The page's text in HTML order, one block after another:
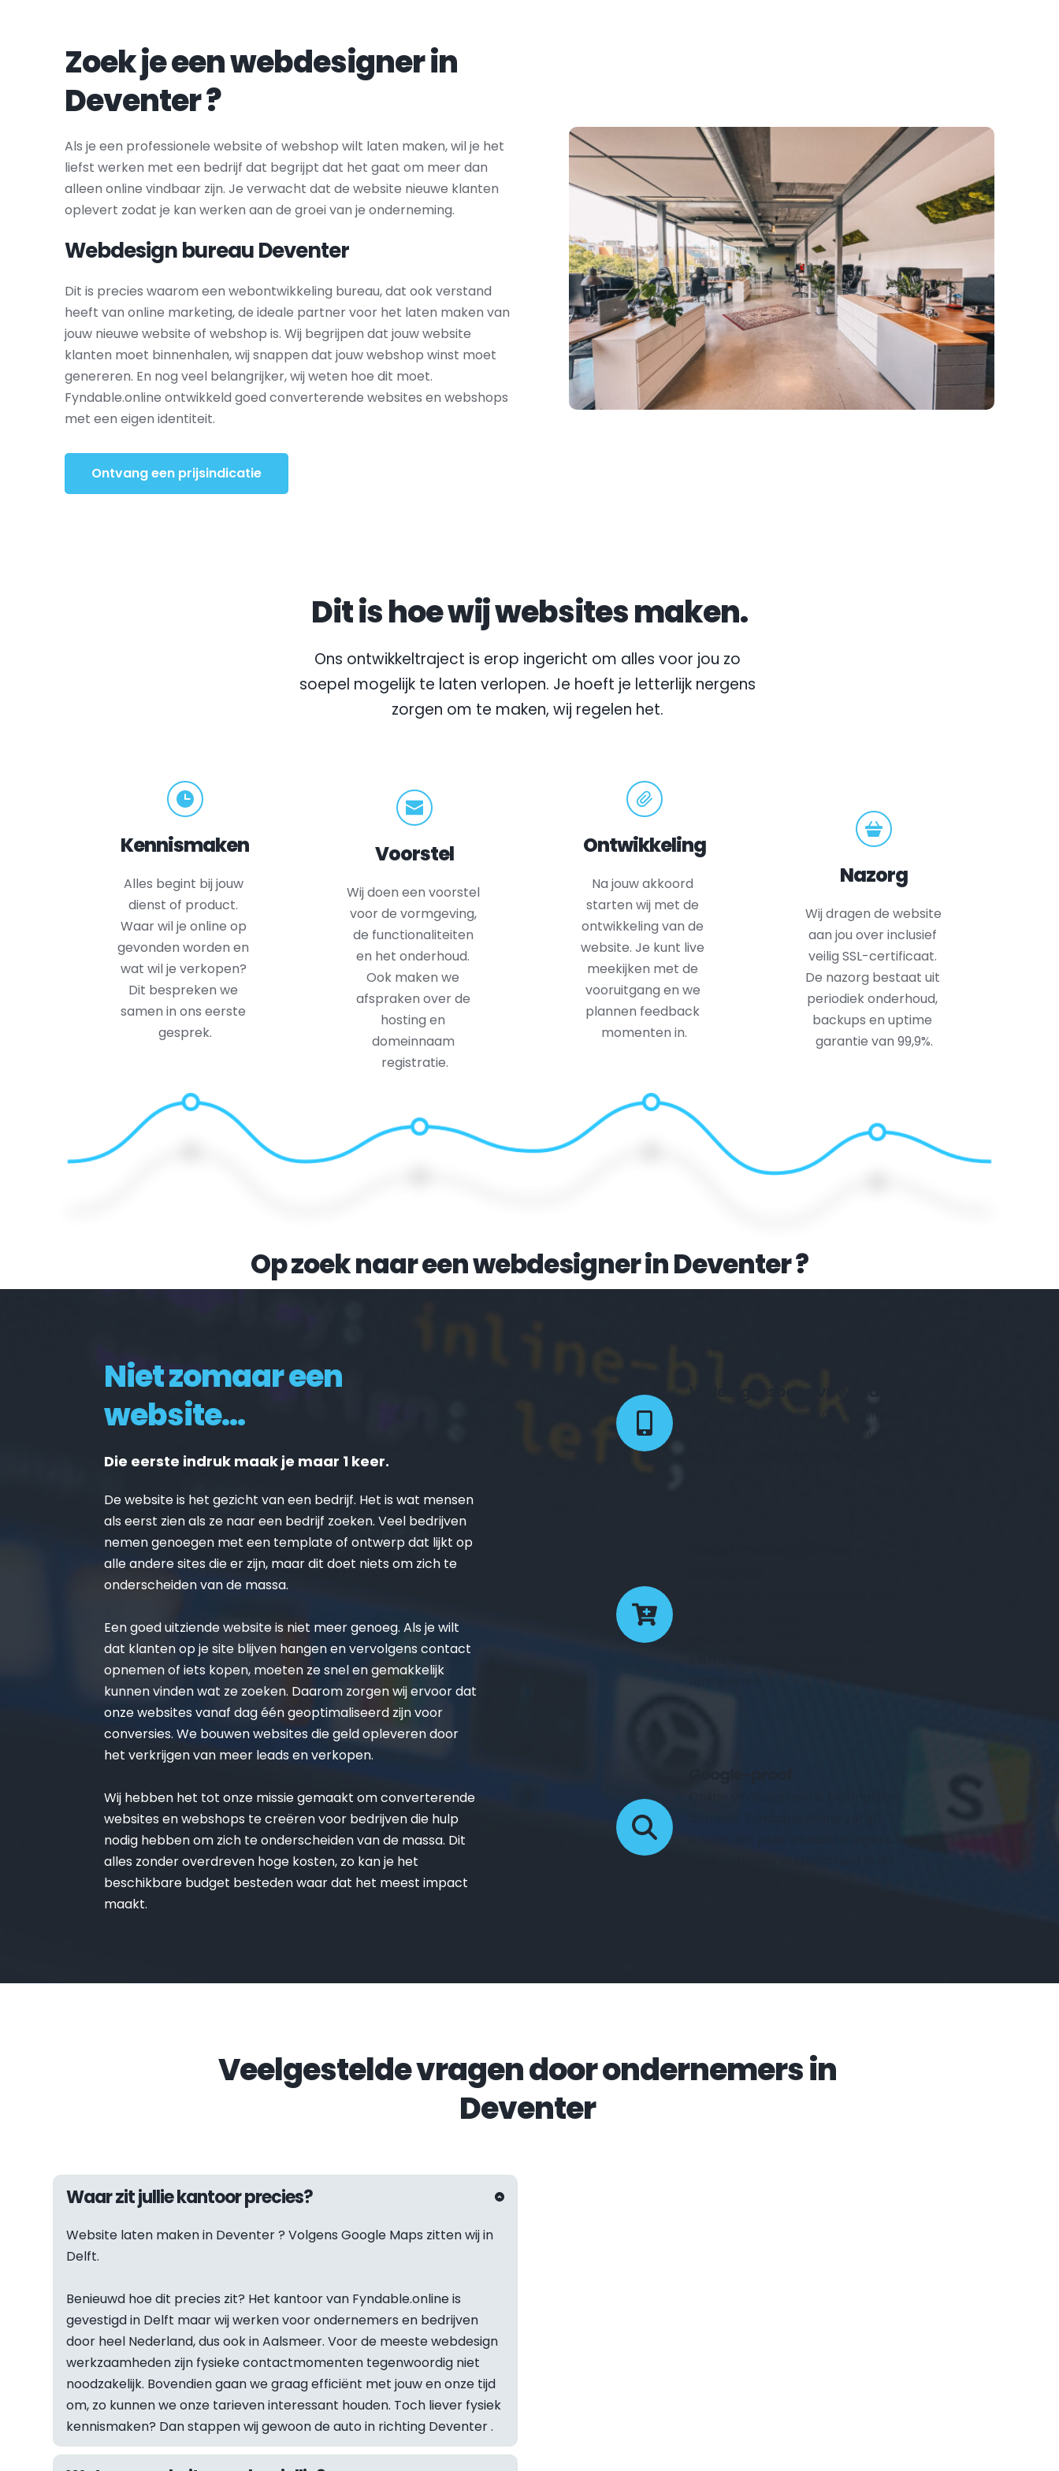
Deventer ?
Als je een professionele website of webshop wilt laten maken, wil je het
liefst werken met een bedrijf dat begrijpt dat het gaat om meer dan
alleen online vindbaar zijn. Je verwacht dat de website nieuwe klanten
oplevert zodat je kan werken aan de groei van je onderneming.
Webdesign bureau Deventer
Dit is precies waarom een webontwikkeling bureau, dat ook verstand
heeft van online marketing, de ideale partner voor het laten maken van
jouw nieuwe website of webshop is. Wij begrijpen dat jouw website
klanten moet binnenhalen, wij snappen dat jouw webshop winst moet
genereren. En nog veel belangrijker, wij weten hoe dit moet.
Fyndable.online ontwikkeld goed converterende websites en webshops
met een eigen identiteit.
Ontvang een prijsindicatie
Dit is hoe wij websites maken.
Ons ontwikkeltraject is erop ingericht om alles voor jou zo
soepel mogelijk te laten verlopen. Je hoeft je letterlijk nergens
zorgen om te maken, wij regelen het.
Kennismaken
Alles begint bij jouw
dienst of product.
Waar wil je online op
gevonden worden en
wat wil je verkopen?
Dit bespreken we
samen in ons eerste
gesprek.
Voorstel
Wij doen een voorstel
voor de vormgeving,
de functionaliteiten
en het onderhoud.
Ook maken we
afspraken over de
hosting en
domeinnaam
registratie.
Ontwikkeling
Na jouw akkoord
starten wij met de
ontwikkeling van de
website. Je kunt live
meekijken met de
vooruitgang en we
plannen feedback
momenten in.
Nazorg
Wij dragen de website
aan jou over inclusief
veilig SSL-certificaat.
De nazorg bestaat uit
periodiek onderhoud,
backups en uptime
garantie van 99,9%.
Op zoek naar een webdesigner in Deventer ?
Niet zomaar een
website...
Die eerste indruk maak je maar 1 keer.
De website is het gezicht van een bedrijf. Het is wat mensen
als eerst zien als ze naar een bedrijf zoeken. Veel bedrijven
nemen genoegen met een template of ontwerp dat lijkt op
alle andere sites die er zijn, maar dit doet niets om zich te
onderscheiden van de massa.
Een goed uitziende website is niet meer genoeg. Als je wilt
dat klanten op je site blijven hangen en vervolgens contact
opnemen of iets kopen, moeten ze snel en gemakkelijk
kunnen vinden wat ze zoeken. Daarom zorgen wij ervoor dat
onze websites vanaf dag één geoptimaliseerd zijn voor
conversies. We bouwen websites die geld opleveren door
het verkrijgen van meer leads en verkopen.
Wij hebben het tot onze missie gemaakt om converterende
websites en webshops te creëren voor bedrijven die hulp
nodig hebben om zich te onderscheiden van de massa. Dit
alles zonder overdreven hoge kosten, zo kan je het
beschikbare budget besteden waar dat het meest impact
maakt.
Voor een mooie weergave van jouw
Deventer
Waar zit jullie kantoor precies?
Website laten maken in Deventer ? Volgens Google Maps zitten wij in
Delft.
Benieuwd hoe dit precies zit? Het kantoor van Fyndable.online is
gevestigd in Delft maar wij werken voor ondernemers en bedrijven
door heel Nederland, dus ook in Aalsmeer. Voor de meeste webdesign
werkzaamheden zijn fysieke contactmomenten tegenwoordig niet
noodzakelijk. Bovendien gaan we graag efficiënt met jouw en onze tijd
om, zo kunnen we onze tarieven interessant houden. Toch liever fysiek
kennismaken? Dan stappen wij gewoon de auto in richting Deventer .